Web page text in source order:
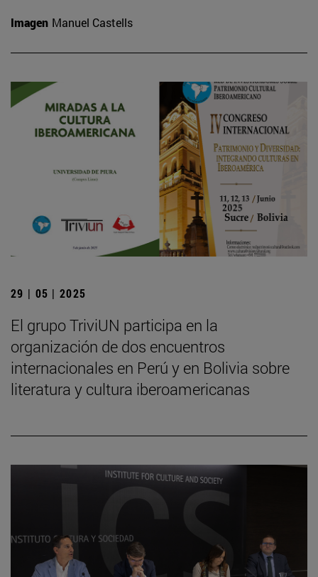
Imagen Manuel Castells
29 | 05 | 2025
El grupo TriviUN participa en la
organización de dos encuentros
internacionales en Perú y en Bolivia sobre
literatura y cultura iberoamericanas